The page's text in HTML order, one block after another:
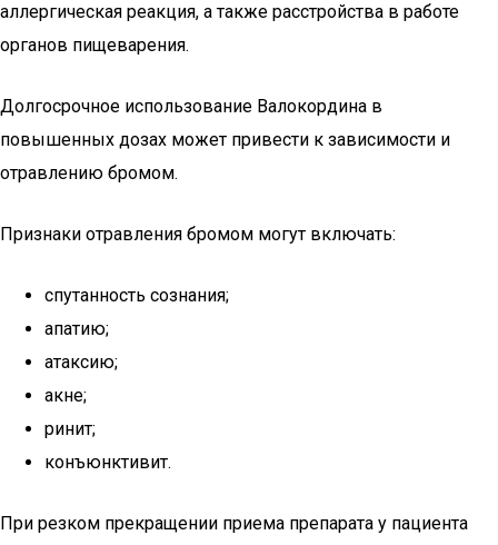
аллергическая реакция, а также расстройства в работе
органов пищеварения.
Долгосрочное использование Валокордина в
повышенных дозах может привести к зависимости и
отравлению бромом.
Признаки отравления бромом могут включать:
спутанность сознания;
апатию;
атаксию;
акне;
ринит;
конъюнктивит.
При резком прекращении приема препарата у пациента